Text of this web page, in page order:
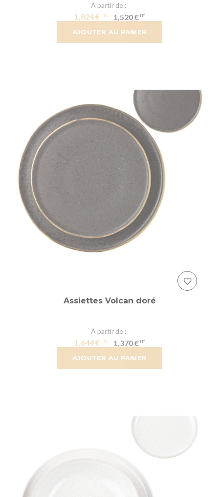
AJOUTER AU PANIER
À partir de
1,824 € 1,520 €
AJOUTER AU PANIER
Assiettes Volcan doré
À partir de
1,644 € 1,370 €